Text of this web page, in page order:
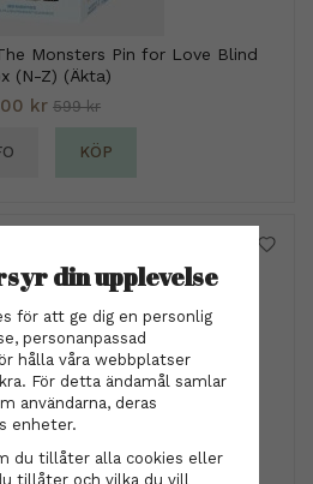
Monsters Pin for Love Blind
(N-Z) (Äkta)
kr 599 kr
KÖP
din upplevelse
för att ge dig en personlig
personanpassad
hålla våra webbplatser
För detta ändamål samlar
användarna, deras
enheter.
du tillåter alla cookies eller
tillåter och vilka du vill